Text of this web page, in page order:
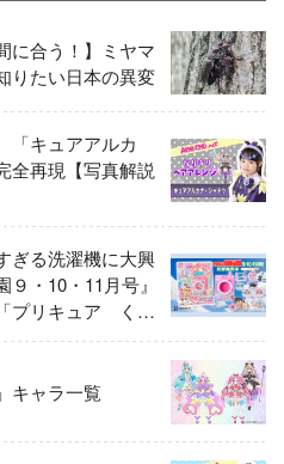
に合う！】ミヤマ
りたい日本の異変
キュアアルカ
全再現【写真解説
ぎる洗濯機に大興
・10・11月号』
プリキュア くる
キャラ一覧